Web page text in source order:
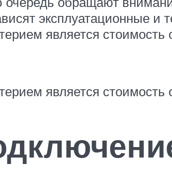
эксплуатационные и
является стоимость
является стоимость